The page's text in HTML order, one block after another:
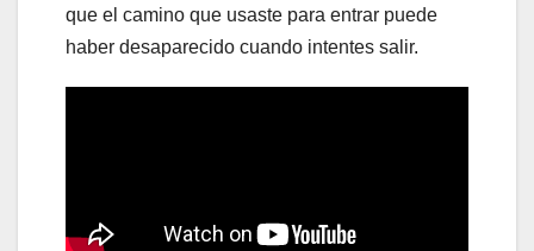
que el camino que usaste para entrar puede
haber desaparecido cuando intentes salir.